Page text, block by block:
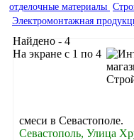
отделочные материалы
Электромонтажная
Найдено - 4
На экране с 1 по 4
смеси в Севастополе.
Севастополь, Улица